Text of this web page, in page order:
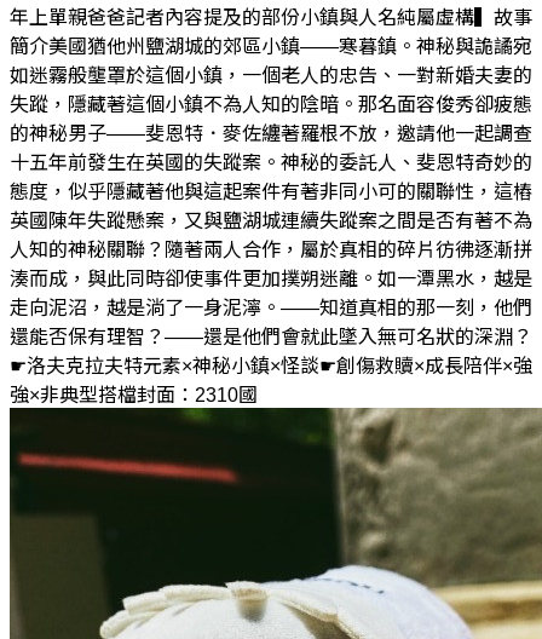
年上單親爸爸記者內容提及的部份小鎮與人名純屬虛構▍故事
簡介美國猶他州鹽湖城的郊區小鎮――寒暮鎮。神秘與詭譎宛
如迷霧般壟罩於這個小鎮，一個老人的忠告、一對新婚夫妻的
失蹤，隱藏著這個小鎮不為人知的陰暗。那名面容俊秀卻疲態
的神秘男子――斐恩特．麥佐纏著羅根不放，邀請他一起調查
十五年前發生在英國的失蹤案。神秘的委託人、斐恩特奇妙的
態度，似乎隱藏著他與這起案件有著非同小可的關聯性，這樁
英國陳年失蹤懸案，又與鹽湖城連續失蹤案之間是否有著不為
人知的神秘關聯？隨著兩人合作，屬於真相的碎片彷彿逐漸拼
湊而成，與此同時卻使事件更加撲朔迷離。如一潭黑水，越是
走向泥沼，越是淌了一身泥濘。――知道真相的那一刻，他們
還能否保有理智？――還是他們會就此墜入無可名狀的深淵？
☛洛夫克拉夫特元素×神秘小鎮×怪談☛創傷救贖×成長陪伴×強
強×非典型搭檔封面：2310國